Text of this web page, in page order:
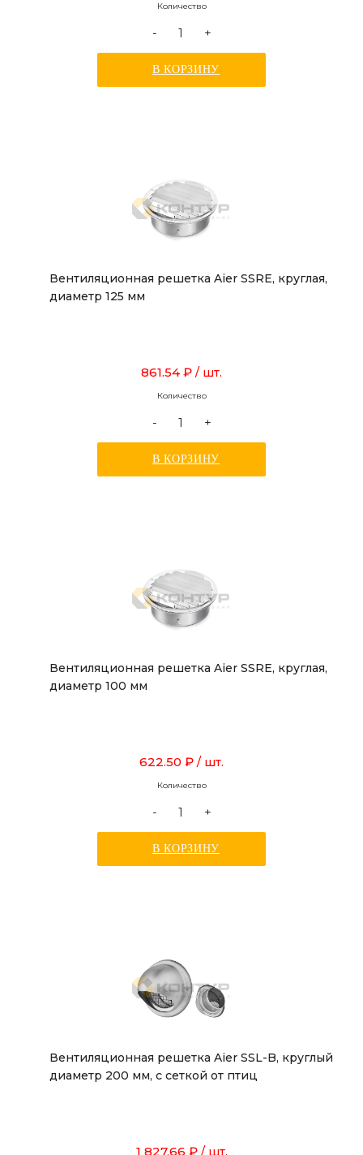
Количество
- +
В КОРЗИНУ
Вентиляционная решетка Aier SSRE, круглая,
диаметр 125 мм
861.54 ₽ / шт.
Количество
- +
В КОРЗИНУ
Вентиляционная решетка Aier SSRE, круглая,
диаметр 100 мм
622.50 ₽ / шт.
Количество
- +
В КОРЗИНУ
Вентиляционная решетка Aier SSL-B, круглый
диаметр 200 мм, с сеткой от птиц
1 827.66 ₽ / шт.